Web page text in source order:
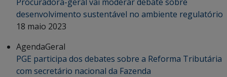
desenvolvimento sustentável no ambiente regulatório
18 maio 2023
AgendaGeral
PGE participa dos debates sobre a Reforma Tributária
com secretário nacional da Fazenda